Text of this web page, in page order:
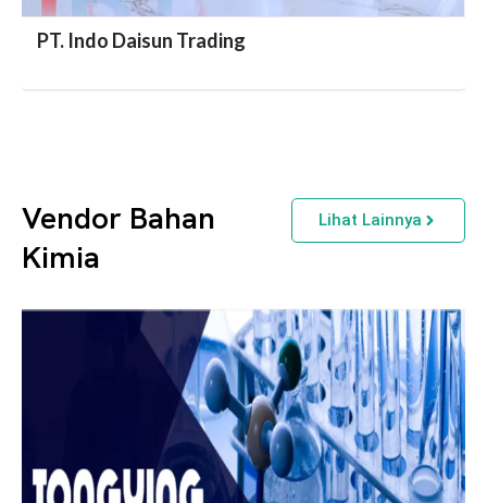
PT. Indo Daisun Trading
Vendor Bahan
Kimia
Lihat Lainnya